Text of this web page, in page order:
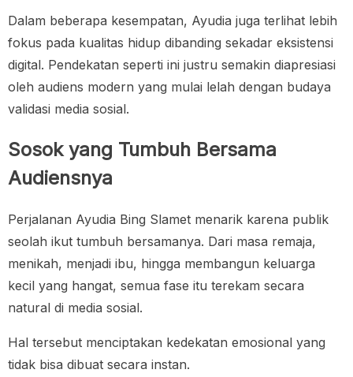
Dalam beberapa kesempatan, Ayudia juga terlihat lebih
fokus pada kualitas hidup dibanding sekadar eksistensi
digital. Pendekatan seperti ini justru semakin diapresiasi
oleh audiens modern yang mulai lelah dengan budaya
validasi media sosial.
Sosok yang Tumbuh Bersama
Audiensnya
Perjalanan Ayudia Bing Slamet menarik karena publik
seolah ikut tumbuh bersamanya. Dari masa remaja,
menikah, menjadi ibu, hingga membangun keluarga
kecil yang hangat, semua fase itu terekam secara
natural di media sosial.
Hal tersebut menciptakan kedekatan emosional yang
tidak bisa dibuat secara instan.